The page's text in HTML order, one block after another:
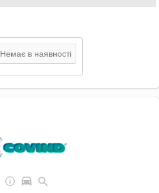
Немає в наявності